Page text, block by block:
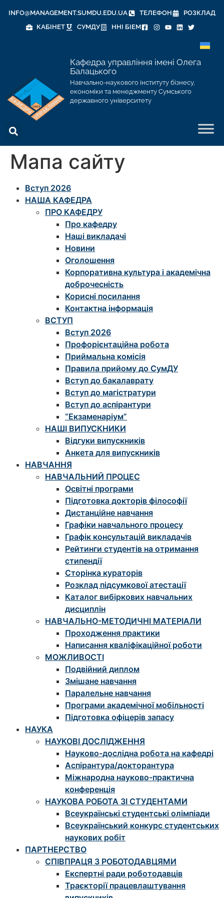
INFO@MANAGEMENT.SUMDU.EDU.UA ТЕЛЕФОН
РОЗКЛАД
КАБІНЕТ
СУМДУ ННІ БІЕМ
Кафедра управління імені Олега
Балацького
Навчально-наукового інституту бізнесу,
економіки та менеджменту Сумського
державного університету
Мапа сайту
Вступ 2026
НАША КАФЕДРА
ПРО КАФЕДРУ
Про кафедру
Наші викладачі
Новини
Оголошення
Корпоративна культура і академічна
доброчесність
Корисні посилання
Контактна інформація
ВСТУП
Вступ 2026
Профорієнтаційна робота
Приймальна комісія
Правила прийому до СумДУ
Вступ до бакалаврату
Вступ до магістратури
Вступ до аспірантури
“Екзаменаріум”
НАШІ ВИПУСКНИКИ
Відгуки випускників
Анкета для випускників
НАВЧАННЯ
НАВЧАЛЬНИЙ ПРОЦЕС
Освітні програми
Підготовка докторів філософії
Дистанційне навчання
Графіки навчального процесу
Графік консультацій викладачів
Рейтинги студентів на отримання
стипендії
Сторінка кураторів
Розклад підсумкової атестації
Каталог вибіркових навчальних
дисциплін
НАВЧАЛЬНО-МЕТОДИЧНІ МАТЕРІАЛИ
Проходження практики
Написання кваліфікаційної роботи
МОЖЛИВОСТІ
Подвійний диплом
Змішане навчання
Паралельне навчання
Програми академічної мобільності
Підготовка офіцерів запасу
НАУКА
НАУКОВІ ДОСЛІДЖЕННЯ
Науково-дослідна робота на кафедрі
Аспірантура/докторантура
Міжнародна науково-практична
конференція
НАУКОВА РОБОТА ЗІ СТУДЕНТАМИ
Всеукраїнські студентські олімпіади
Всеукраїнський конкурс студентських
наукових робіт
ПАРТНЕРСТВО
СПІВПРАЦЯ З РОБОТОДАВЦЯМИ
Експертні ради роботодавців
Траєкторії працевлаштування